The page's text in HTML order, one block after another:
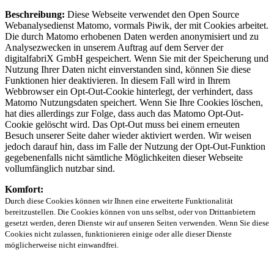
Beschreibung: Diese Webseite verwendet den Open Source
Webanalysedienst Matomo, vormals Piwik, der mit Cookies arbeitet.
Die durch Matomo erhobenen Daten werden anonymisiert und zu
Analysezwecken in unserem Auftrag auf dem Server der
digitalfabriX GmbH gespeichert. Wenn Sie mit der Speicherung und
Nutzung Ihrer Daten nicht einverstanden sind, können Sie diese
Funktionen hier deaktivieren. In diesem Fall wird in Ihrem
Webbrowser ein Opt-Out-Cookie hinterlegt, der verhindert, dass
Matomo Nutzungsdaten speichert. Wenn Sie Ihre Cookies löschen,
hat dies allerdings zur Folge, dass auch das Matomo Opt-Out-
Cookie gelöscht wird. Das Opt-Out muss bei einem erneuten
Besuch unserer Seite daher wieder aktiviert werden. Wir weisen
jedoch darauf hin, dass im Falle der Nutzung der Opt-Out-Funktion
gegebenenfalls nicht sämtliche Möglichkeiten dieser Webseite
vollumfänglich nutzbar sind.
Komfort:
Durch diese Cookies können wir Ihnen eine erweiterte Funktionalität
bereitzustellen. Die Cookies können von uns selbst, oder von Drittanbietern
gesetzt werden, deren Dienste wir auf unseren Seiten verwenden. Wenn Sie diese
Cookies nicht zulassen, funktionieren einige oder alle dieser Dienste
möglicherweise nicht einwandfrei.